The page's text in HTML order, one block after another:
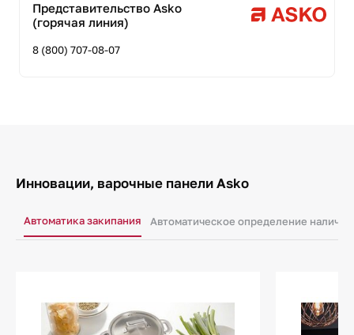
Представительство Asko
(горячая линия)
8 (800) 707-08-07
Инновации, варочные панели Asko
Автоматика закипания Автоматическое определение